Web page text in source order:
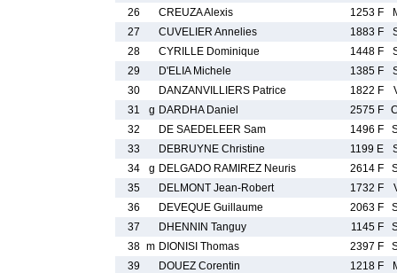
26
CREUZA Alexis 1253 F
27
CUVELIER Annelies 1883 F
28
CYRILLE Dominique 1448 F
29
D'ELIA Michele 1385 F
30
DANZANVILLIERS Patrice 1822 F
31
g DARDHA Daniel 2575 F
32
DE SAEDELEER Sam 1496 F
33
DEBRUYNE Christine 1199 E
34
g DELGADO RAMIREZ Neuris 2614 F
35
DELMONT Jean-Robert 1732 F
36
DEVEQUE Guillaume 2063 F
37
DHENNIN Tanguy 1145 F
38 m DIONISI Thomas 2397 F
39
DOUEZ Corentin 1218 F